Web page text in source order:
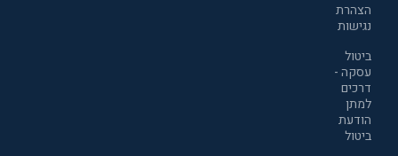
הצהרת
נגישות
ביטול
עסקה -
דרכים
למתן
הודעת
ביטול